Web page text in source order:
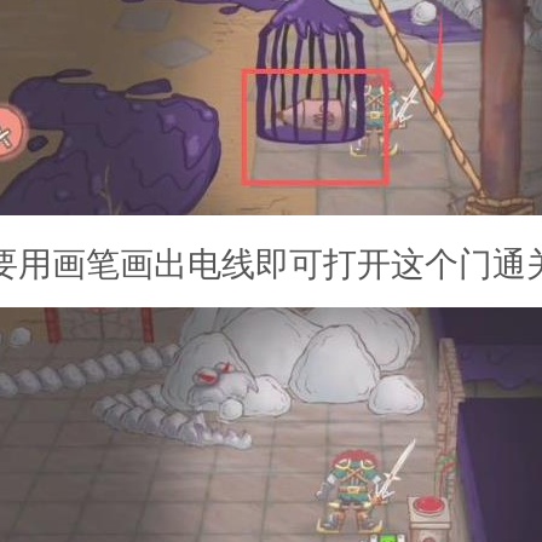
用画笔画出电线即可打开这个门通